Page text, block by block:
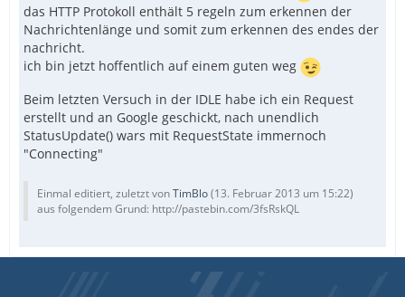
das HTTP Protokoll enthält 5 regeln zum erkennen der
Nachrichtenlänge und somit zum erkennen des endes der
nachricht.
ich bin jetzt hoffentlich auf einem guten weg
Beim letzten Versuch in der IDLE habe ich ein Request
erstellt und an Google geschickt, nach unendlich
StatusUpdate() wars mit RequestState immernoch
"Connecting"
Einmal editiert, zuletzt vonTimBlo(13. Februar 2013 um 15:22)
aus folgendem Grund: http://pastebin.com/3fsRskQL